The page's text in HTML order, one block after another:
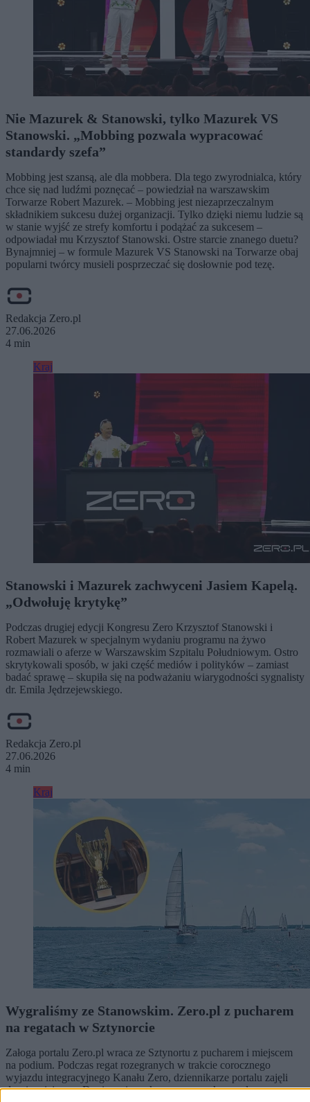
Nie Mazurek & Stanowski, tylko Mazurek VS
Stanowski. „Mobbing pozwala wypracować
standardy szefa”
Mobbing jest szansą, ale dla mobbera. Dla tego zwyrodnialca, który
chce się nad ludźmi poznęcać – powiedział na warszawskim
Torwarze Robert Mazurek. – Mobbing jest niezaprzeczalnym
składnikiem sukcesu dużej organizacji. Tylko dzięki niemu ludzie są
w stanie wyjść ze strefy komfortu i podążać za sukcesem –
odpowiadał mu Krzysztof Stanowski. Ostre starcie znanego duetu?
Bynajmniej – w formule Mazurek VS Stanowski na Torwarze obaj
popularni twórcy musieli posprzeczać się dosłownie pod tezę.
Redakcja Zero.pl
27.06.2026
4 min
Kraj
Stanowski i Mazurek zachwyceni Jasiem Kapelą.
„Odwołuję krytykę”
Podczas drugiej edycji Kongresu Zero Krzysztof Stanowski i
Robert Mazurek w specjalnym wydaniu programu na żywo
rozmawiali o aferze w Warszawskim Szpitalu Południowym. Ostro
skrytykowali sposób, w jaki część mediów i polityków – zamiast
badać sprawę – skupiła się na podważaniu wiarygodności sygnalisty
dr. Emila Jędrzejewskiego.
Redakcja Zero.pl
27.06.2026
4 min
Kraj
Wygraliśmy ze Stanowskim. Zero.pl z pucharem
na regatach w Sztynorcie
Załoga portalu Zero.pl wraca ze Sztynortu z pucharem i miejscem
na podium. Podczas regat rozegranych w trakcie corocznego
wyjazdu integracyjnego Kanału Zero, dziennikarze portalu zajęli
drugie miejsce. – Dopiero się rozkręcamy, za rok powalczymy o